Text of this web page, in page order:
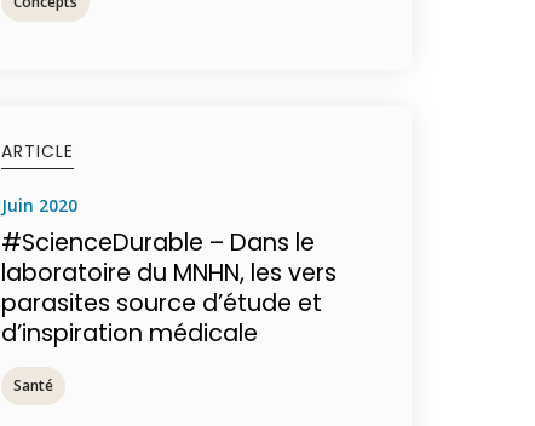
ARTICLE
juin 2020
#ScienceDurable – Dans le
laboratoire du MNHN, les vers
parasites source d’étude et
d’inspiration médicale
Santé